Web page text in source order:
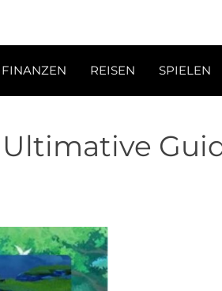
FINANZEN REISEN SPIELEN